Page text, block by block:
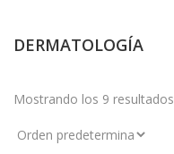
DERMATOLOGÍA
Mostrando los 9 resultados